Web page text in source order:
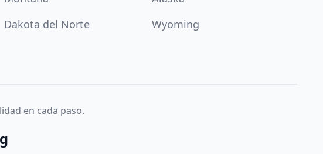
Dakota del Norte
Wyoming
en cada paso.